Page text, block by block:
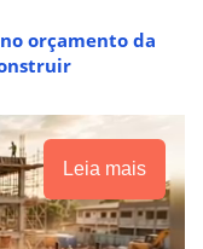
orçamento da
Leia mais